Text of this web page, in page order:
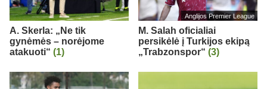
A. Skerla: „Ne tik
gynėmės – norėjome
atakuoti“ (1)
Anglijos Premier League
M. Salah oficialiai
persikėlė į Turkijos ekipą
„Trabzonspor“ (3)